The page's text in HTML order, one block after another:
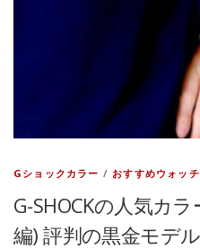
Gショックカラー /おすすめウォッチ
G-SHOCKの人気カ
編) 評判の黒金モデ